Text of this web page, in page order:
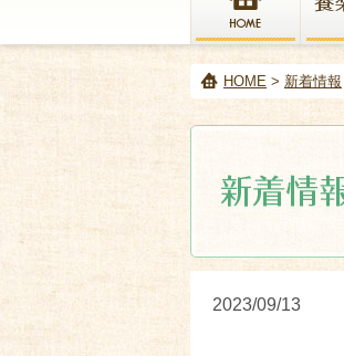
HOME > 新着情報
2023/09/13